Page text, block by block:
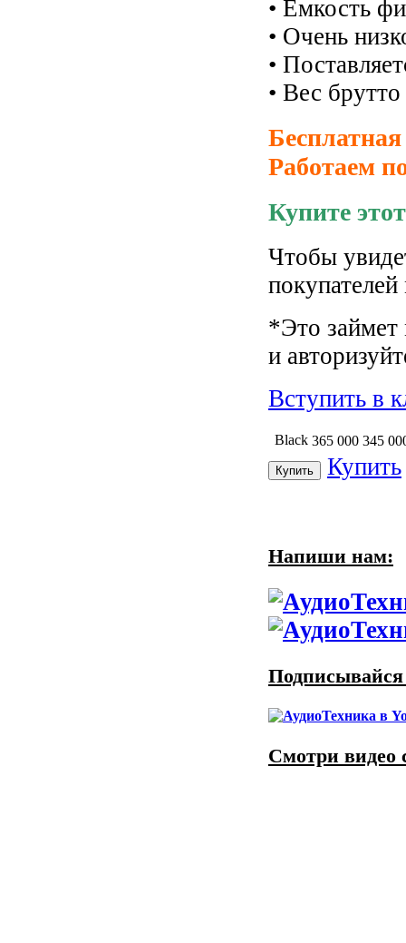
• Емкость
• Очень
•
• Вес
Работаем
Купите
Чтобы
*Это займет
и
Вступить в
Black 365 000 345
Купить
Напиши нам:
Смотри видео